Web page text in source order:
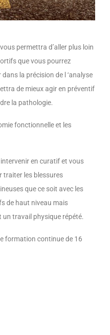
permettra d’aller plus loin
que vous pourrez
la précision de l ‘analyse
de mieux agir en préventif
la pathologie.
fonctionnelle et les
en curatif et vous
traiter les blessures
que ce soit avec les
de haut niveau mais
travail physique répété.
formation continue de 16